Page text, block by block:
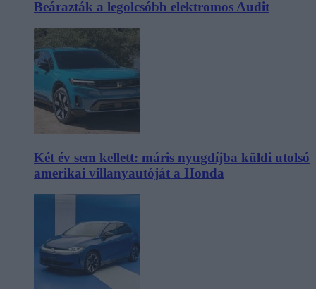
Beárazták a legolcsóbb elektromos Audit
Két év sem kellett: máris nyugdíjba küldi utolsó
amerikai villanyautóját a Honda